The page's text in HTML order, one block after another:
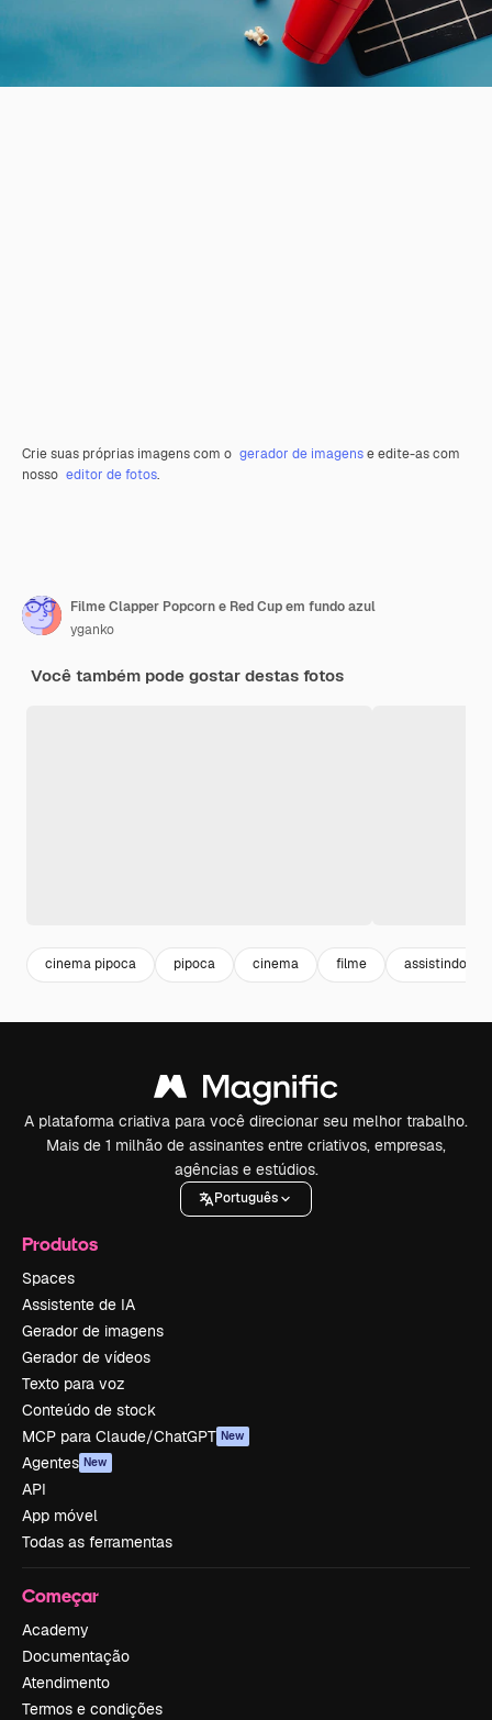
Crie suas próprias imagens com o gerador de imagense edite-as com
nosso editor de fotos.
Filme Clapper Popcorn e Red Cup em fundo azul
yganko
Você também pode gostar destas fotos
cinema pipoca pipoca cinema filme assistindo
A plataforma criativa para você direcionar seu melhor trabalho.
Mais de 1 milhão de assinantes entre criativos, empresas,
agências e estúdios.
Português
Produtos
Spaces
Assistente de IA
Gerador de imagens
Gerador de vídeos
Texto para voz
Conteúdo de stock
MCP para Claude/ChatGPT New
Agentes New
API
App móvel
Todas as ferramentas
Começar
Academy
Documentação
Atendimento
Termos e condições